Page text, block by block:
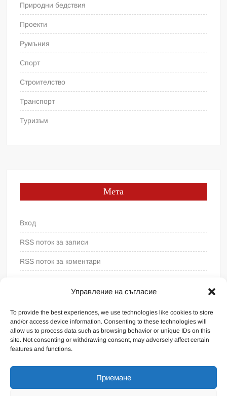
Управление на съгласие
To provide the best experiences, we use technologies like cookies to store
and/or access device information. Consenting to these technologies will
allow us to process data such as browsing behavior or unique IDs on this
site. Not consenting or withdrawing consent, may adversely affect certain
features and functions.
Приемане
Природни бедствия
Проекти
Румъния
Спорт
Строителство
Транспорт
Туризъм
Мета
Вход
RSS поток за записи
RSS поток за коментари